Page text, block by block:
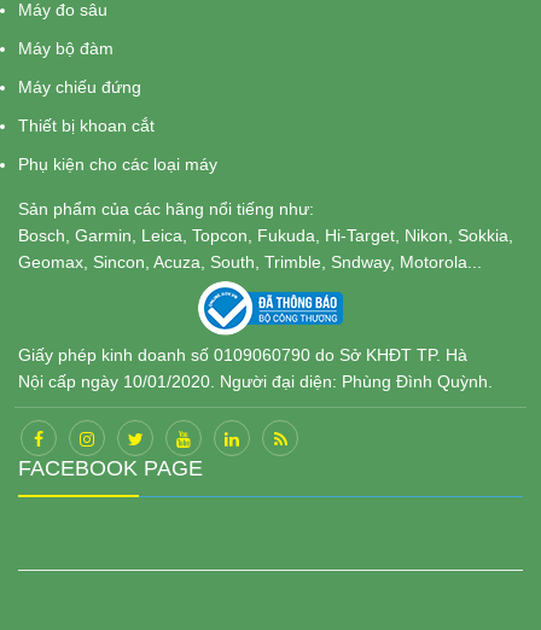
Máy đo sâu
Máy bộ đàm
Máy chiếu đứng
Thiết bị khoan cắt
Phụ kiện cho các loại máy
Sản phẩm của các hãng nổi tiếng như:
Bosch, Garmin, Leica, Topcon, Fukuda, Hi-Target, Nikon, Sokkia,
Geomax, Sincon, Acuza, South, Trimble, Sndway, Motorola...
Giấy phép kinh doanh số 0109060790 do Sở KHĐT TP. Hà
Nội cấp ngày 10/01/2020. Người đại diện: Phùng Đình Quỳnh.
FACEBOOK PAGE